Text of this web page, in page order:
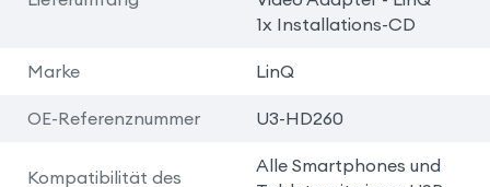
1x Installations-CD
Marke LinQ
OE-Referenznummer U3-HD260
Kompatibilität des
Alle Smartphones und